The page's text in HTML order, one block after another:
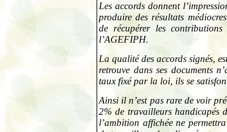
Les accords donnent
produire des résultats
de récupérer les
l’AGEFIPH.
La qualité des accords signés,
retrouve dans ses documents
taux fixé par la loi, ils se
Ainsi il n’est pas rare de voir
2% de travailleurs handicapés
l’ambition affichée ne